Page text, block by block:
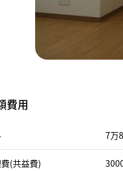
費用
7万
(共益費)